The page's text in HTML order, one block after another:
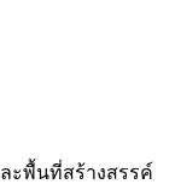
ะพื้นที่สร้างสรรค์